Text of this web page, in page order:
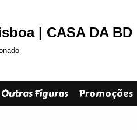
| CASA DA BD
Outras Figuras Promoções